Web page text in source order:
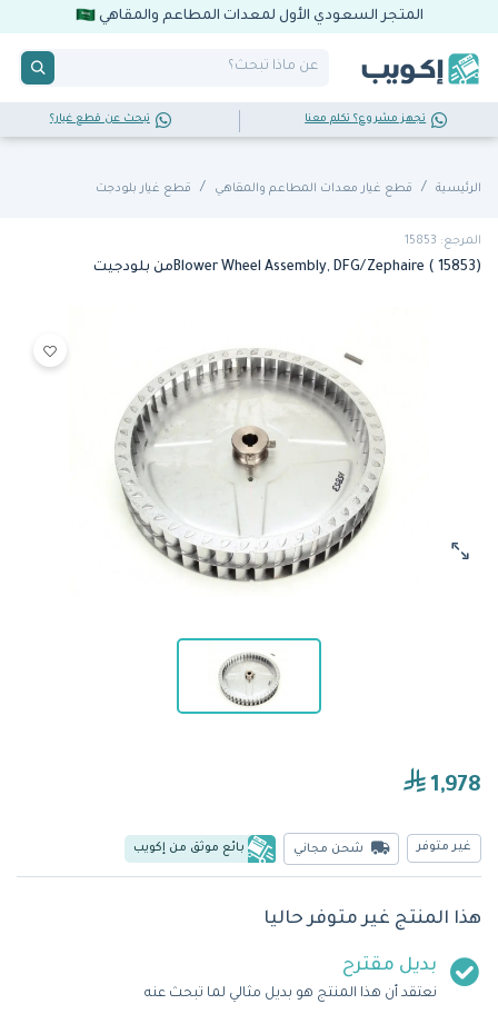
المتجر السعودي الأول لمعدات المطاعم والمقاهي
تجهز مشروع؟ تكلم معنا تبحث عن قطع غيار؟
الرئيسية قطع غيار معدات المطاعم والمقاهي قطع غيار بلودجت
المرجع: 15853
Blower Wheel Assembly, DFG/Zephaire ( 15853)من بلودجيت
1,978
غير متوفر شحن مجاني بائع موثق من إكويب
هذا المنتج غير متوفر حاليا
بديل مقترح
نعتقد أن هذا المنتج هو بديل مثالي لما تبحث عنه